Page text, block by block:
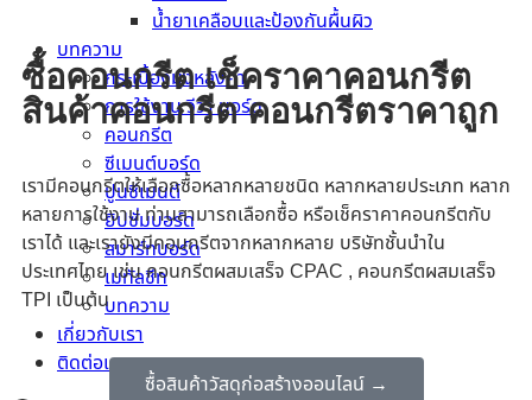
น้ำยาเคลือบและป้องกันผื้นผิว
บทความ
กระเบื้องมุงหลังคา
การใช้งาน วีว่า บอร์ด
คอนกรีต
ซีเมนต์บอร์ด
ปูนซีเมนต์
ยิปซั่มบอร์ด
สมาร์ทบอร์ด
เมทัลชีท
บทความ
เกี่ยวกับเรา
ติดต่อเรา
ซื้อคอนกรีต เช็คราคาคอนกรีต
สินค้าคอนกรีต คอนกรีตราคาถูก
เรามีคอนกรีตให้เลือกซื้อหลากหลายชนิด หลากหลายประเภท หลาก
หลายการใช้งาน ท่านสามารถเลือกซื้อ หรือเช็คราคาคอนกรีตกับ
เราได้ และเรายังมีคอนกรีตจากหลากหลาย บริษัทชั้นนำใน
ประเทศไทย เช่น คอนกรีตผสมเสร็จ CPAC , คอนกรีตผสมเสร็จ
TPI เป็นต้น
ซื้อสินค้าวัสดุก่อสร้างออนไลน์ →